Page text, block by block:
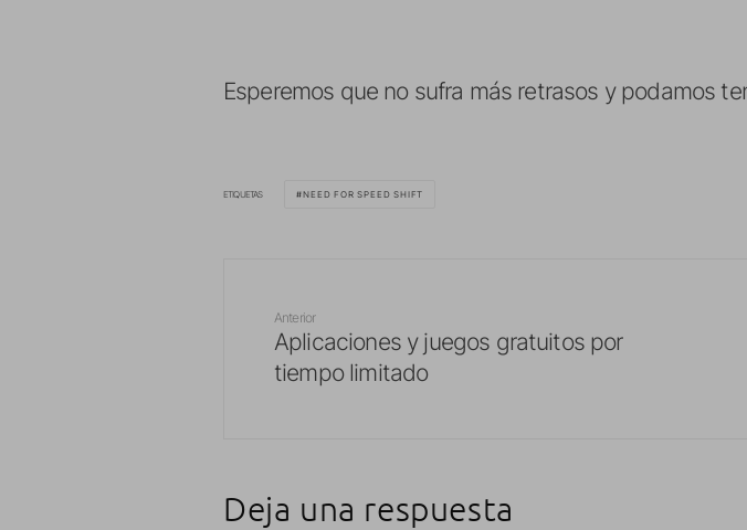
Esperemos que no sufra más retrasos y podamos
ETIQUETAS NEED FOR SPEED SHIFT
Anterior
Aplicaciones y juegos gratuitos por
tiempo limitado
Deja una respuesta